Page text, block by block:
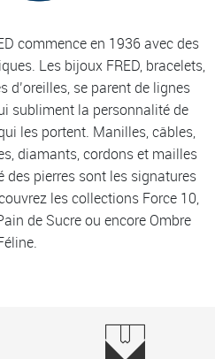
commence en 1936 avec des
Les bijoux FRED, bracelets,
d’oreilles, se parent de lignes
subliment la personnalité de
les portent. Manilles, câbles,
diamants, cordons et mailles
des pierres sont les signatures
les collections Force 10,
de Sucre ou encore Ombre